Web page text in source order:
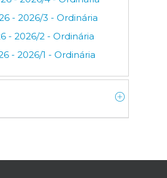
- 2026/3 - Ordinária
- 2026/2 - Ordinária
- 2026/1 - Ordinária